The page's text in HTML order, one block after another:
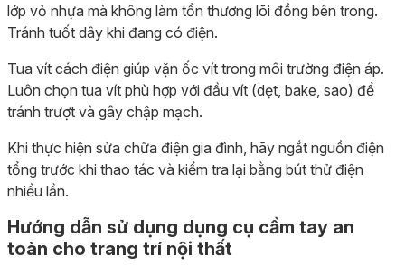
lớp vỏ nhựa mà không làm tổn thương lõi đồng bên trong.
Tránh tuốt dây khi đang có điện.
Tua vít cách điện giúp vặn ốc vít trong môi trường điện áp.
Luôn chọn tua vít phù hợp với đầu vít (dẹt, bake, sao) để
tránh trượt và gây chập mạch.
Khi thực hiện sửa chữa điện gia đình, hãy ngắt nguồn điện
tổng trước khi thao tác và kiểm tra lại bằng bút thử điện
nhiều lần.
Hướng dẫn sử dụng dụng cụ cầm tay an
toàn cho trang trí nội thất